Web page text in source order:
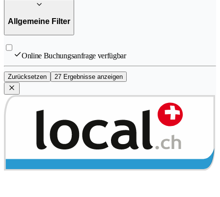
Allgemeine Filter
Online Buchungsanfrage verfügbar
Zurücksetzen 27 Ergebnisse anzeigen